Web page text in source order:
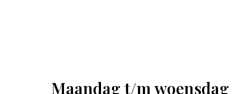
Maandag t/m woensdag